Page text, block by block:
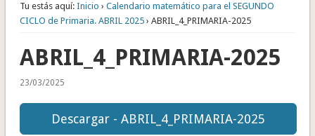
Tu estás aquí: Inicio › Calendario matemático para el SEGUNDO
CICLO de Primaria. ABRIL 2025› ABRIL_4_PRIMARIA-2025
ABRIL_4_PRIMARIA-2025
23/03/2025
Descargar - ABRIL_4_PRIMARIA-2025